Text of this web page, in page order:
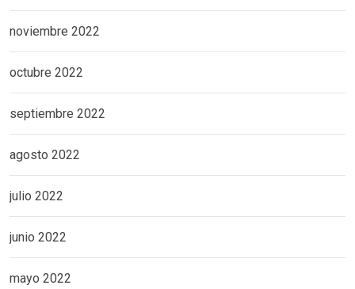
noviembre 2022
octubre 2022
septiembre 2022
agosto 2022
julio 2022
junio 2022
mayo 2022